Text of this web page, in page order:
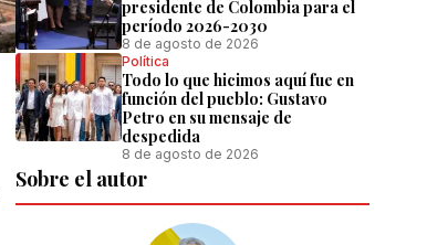
presidente de Colombia para el
período 2026-2030
8 de agosto de 2026
Política
Todo lo que hicimos aquí fue en
función del pueblo: Gustavo
Petro en su mensaje de
despedida
8 de agosto de 2026
Sobre el autor